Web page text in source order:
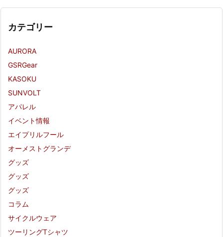
カテゴリー
AURORA
GSRGear
KASOKU
SUNVOLT
アパレル
イベント情報
エイプリルフール
オーメストグランデ
グッズ
グッズ
グッズ
コラム
サイクルウェア
ツーリングTシャツ